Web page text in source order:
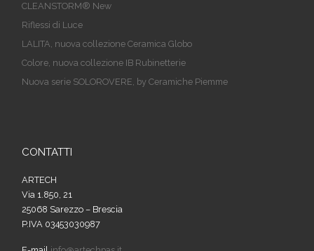
CLEANSTORM® New
Riflessi di Luce
LALITA, nuova collezione Ceramica Globo
Colore, nuova collezione IB Rubinetterie
Nuova serie SOLOROVERE, by Ceramiche Piemme
CONTATTI
ARTECH
Via 1.850, 21
25068 Sarezzo – Brescia
P.IVA 03453030987